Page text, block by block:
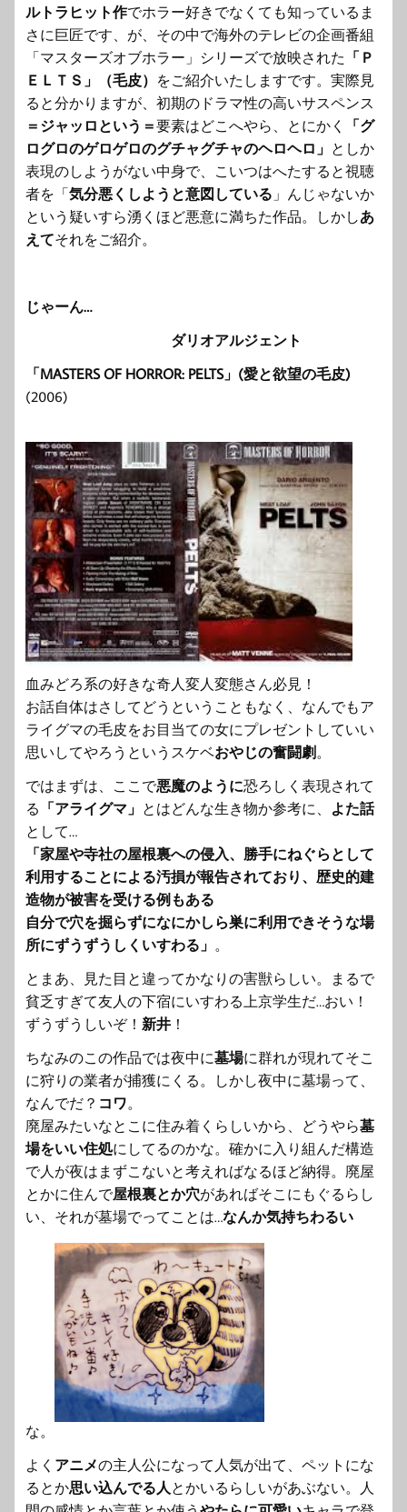
ルトラヒット作でホラー好きでなくても知っているま
さに巨匠です、が、その中で海外のテレビの企画番組
「マスターズオブホラー」シリーズで放映された 「Ｐ
ＥＬＴＳ」（毛皮） をご紹介いたしますです。実際見
ると分かりますが、初期のドラマ性の高いサスペンス
＝ジャッロという＝要素はどこへやら、とにかく
「グ
ログロのゲロゲロのグチャグチャのヘロヘロ」 としか
表現のしようがない中身で、こいつはへたすると視聴
者を「気分悪くしようと意図している 」んじゃないか
という疑いすら湧くほど悪意に満ちた作品。しかしあ
えてそれをご紹介。
じゃーん…
ダリオアルジェント
「MASTERS OF HORROR: PELTS」(愛と欲望の毛皮)
(2006)
血みどろ系の好きな奇人変人変態さん必見！
お話自体はさしてどうということもなく、 なんでもア
ライグマの毛皮をお目当ての女にプレゼントしていい
思いしてやろう というスケベおやじの奮闘劇 。
ではまずは、ここで悪魔のように恐ろしく表現されて
る 「アライグマ」 とはどんな生き物か参考に、 よた話
として…
「家屋や寺社の屋根裏への侵入、 勝手にねぐらとして
利用することによる汚損が報告されており、 歴史的建
造物が被害を受ける例もある
自分で穴を掘らずになにかしら巣に利用できそうな場
所にずうずう しくいすわる」 。
とまあ、見た目と違ってかなりの害獣らしい。まるで
貧乏すぎて友人の下宿にいすわる上京学生だ…おい！
ずうずうしいぞ！ 新井 ！
ちなみのこの作品では夜中に墓場に群れが現れてそこ
に狩りの業者が捕獲にくる。しかし夜中に墓場って、
なんでだ？ コワ。
廃屋みたいなとこに住み着くらしいから、 どうやら墓
場をいい住処にしてるのかな。確かに入り組んだ構造
で人が夜はまずこないと考えればなるほど納得。廃屋
とかに住んで屋根裏とか穴があればそこにもぐるらし
い、 それが墓場でってことは…なんか気持ちわるい
な。
よく アニメの主人公になって人気が出て、 ペットにな
るとか思い込んでる人とかいるらしいがあぶない。 人